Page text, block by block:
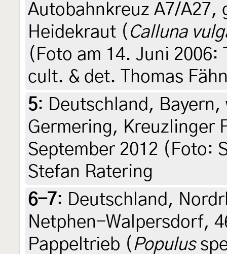
Autobahnkreuz A7/A27,
Heidekraut ( Calluna
(Foto am 14. Juni
cult. & det. Thomas
5: Deutschland,
Germering, Kreuzlinger
September 2012 (Foto:
Stefan Ratering
6-7: Deutschland,
Netphen-Walpersdorf,
Pappeltrieb ( Populus